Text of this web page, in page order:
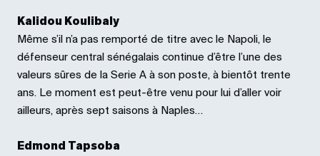
Kalidou Koulibaly
Même s’il n’a pas remporté de titre avec le Napoli, le
défenseur central sénégalais continue d’être l’une des
valeurs sûres de la Serie A à son poste, à bientôt trente
ans. Le moment est peut-être venu pour lui d’aller voir
ailleurs, après sept saisons à Naples…
Edmond Tapsoba